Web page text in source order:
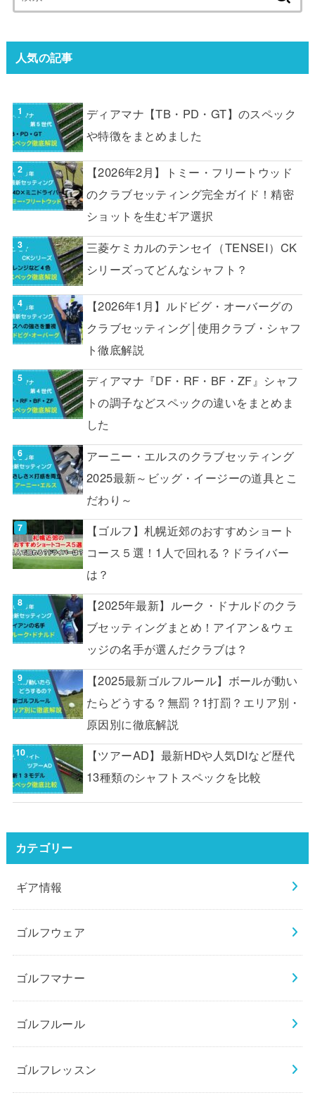
索:
人気の記事
ディアマナ【TB・PD・GT】のスペック
や特徴をまとめました
【2026年2月】トミー・フリートウッド
のクラブセッティング完全ガイド！精密
ショットを生むギア選択
三菱ケミカルのテンセイ（TENSEI）CK
シリーズってどんなシャフト？
【2026年1月】ルドビグ・オーバーグの
クラブセッティング│使用クラブ・シャフ
ト徹底解説
ディアマナ『DF・RF・BF・ZF』シャフ
トの調子などスペックの違いをまとめま
した
アーニー・エルスのクラブセッティング
2025最新～ビッグ・イージーの道具とこ
だわり～
【ゴルフ】札幌近郊のおすすめショート
コース５選！1人で回れる？ドライバー
は？
【2025年最新】ルーク・ドナルドのクラ
ブセッティングまとめ！アイアン＆ウェ
ッジの名手が選んだクラブは？
【2025最新ゴルフルール】ボールが動い
たらどうする？無罰？1打罰？エリア別・
原因別に徹底解説
【ツアーAD】最新HDや人気DIなど歴代
13種類のシャフトスペックを比較
カテゴリー
ギア情報
ゴルフウェア
ゴルフマナー
ゴルフルール
ゴルフレッスン